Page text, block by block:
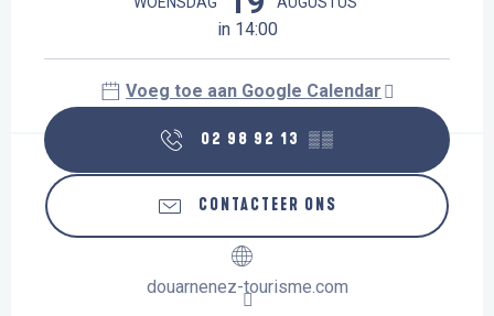
in 14:00
Voeg toe aan Google Calendar
02 98 92 13 ▒▒
CONTACTEER ONS
douarnenez-tourisme.com